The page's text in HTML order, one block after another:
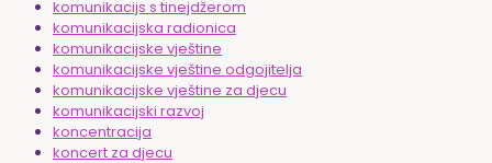
komunikacijs s tinejdžerom
komunikacijska radionica
komunikacijske vještine
komunikacijske vještine odgojitelja
komunikacijske vještine za djecu
komunikacijski razvoj
koncentracija
koncert za djecu